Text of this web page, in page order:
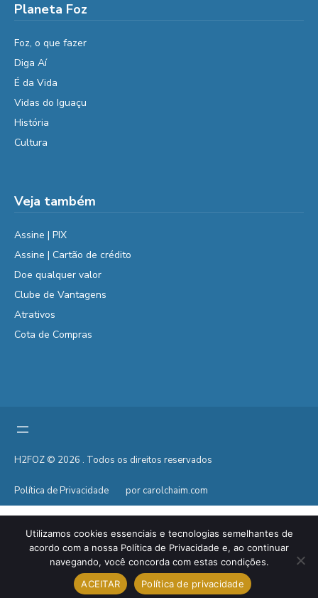
Planeta Foz
Foz, o que fazer
Diga Aí
É da Vida
Vidas do Iguaçu
História
Cultura
Veja também
Assine | PIX
Assine | Cartão de crédito
Doe qualquer valor
Clube de Vantagens
Atrativos
Cota de Compras
H2FOZ © 2026 . Todos os direitos reservados
Política de Privacidade por carolchaim.com
Utilizamos cookies essenciais e tecnologias semelhantes de
acordo com a nossa Política de Privacidade e, ao continuar
navegando, você concorda com estas condições.
ACEITAR
Política de privacidade